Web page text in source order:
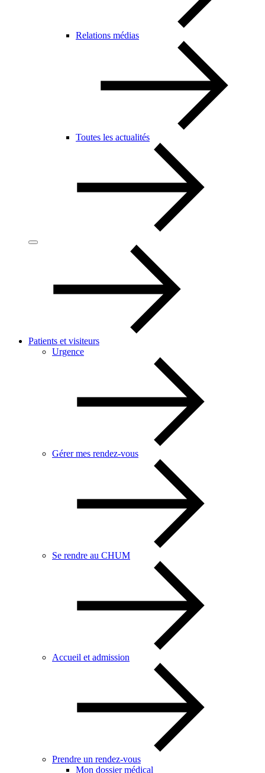
Relations médias
Toutes les actualités
Patients et visiteurs
Urgence
Gérer mes rendez-vous
Se rendre au CHUM
Accueil et admission
Prendre un rendez-vous
Mon dossier médical